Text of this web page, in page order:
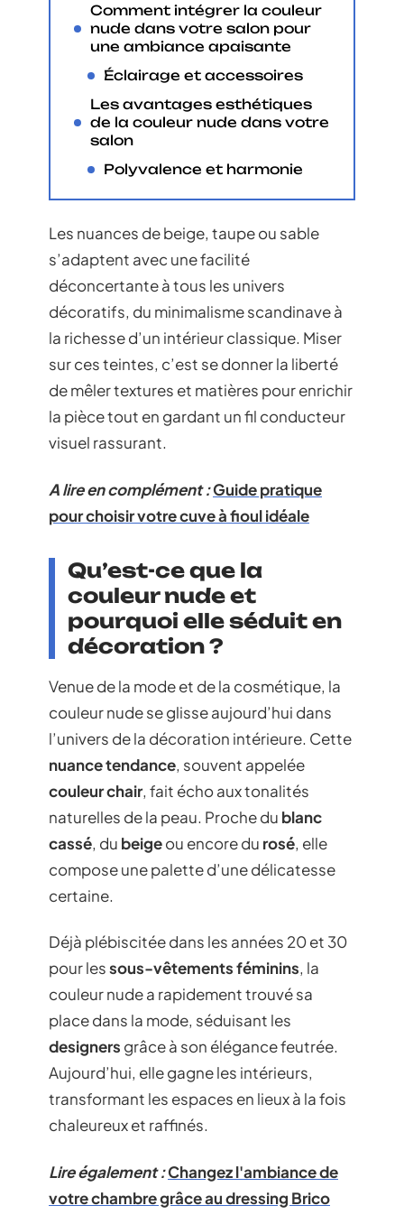
Comment intégrer la couleur
nude dans votre salon pour
une ambiance apaisante
Éclairage et accessoires
Les avantages esthétiques
de la couleur nude dans votre
salon
Polyvalence et harmonie
Les nuances de beige, taupe ou sable
s’adaptent avec une facilité
déconcertante à tous les univers
décoratifs, du minimalisme scandinave à
la richesse d’un intérieur classique. Miser
sur ces teintes, c’est se donner la liberté
de mêler textures et matières pour enrichir
la pièce tout en gardant un fil conducteur
visuel rassurant.
A lire en complément :Guide pratique
pour choisir votre cuve à fioul idéale
Qu’est-ce que la
couleur nude et
pourquoi elle séduit en
décoration ?
Venue de la mode et de la cosmétique, la
couleur nude se glisse aujourd’hui dans
l’univers de la décoration intérieure. Cette
nuance tendance, souvent appelée
couleur chair, fait écho aux tonalités
naturelles de la peau. Proche du blanc
cassé, du beigeou encore du rosé, elle
compose une palette d’une délicatesse
certaine.
Déjà plébiscitée dans les années 20 et 30
pour lessous-vêtements féminins, la
couleur nude a rapidement trouvé sa
place dans la mode, séduisant les
designers grâce à son élégance feutrée.
Aujourd’hui, elle gagne les intérieurs,
transformant les espaces en lieux à la fois
chaleureux et raffinés.
Lire également :Changez l'ambiance de
votre chambre grâce au dressing Brico